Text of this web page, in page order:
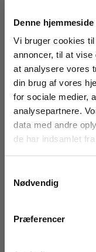
Denne
Vi bruger cookies
annoncer, til at
at analysere vores
din brug af vores
for sociale medier,
analysepartnere.
data med andre
de har indsamlet
Nødvendig
Præferencer
FÅ
Få 20 % rabatt
*Rabatten din
Ved å
med gode tilbud